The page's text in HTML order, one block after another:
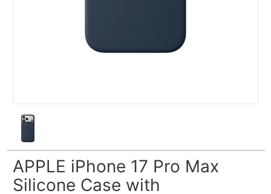
APPLE iPhone 17 Pro Max
Silicone Case with